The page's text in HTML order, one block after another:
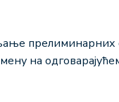
прелиминарних
на